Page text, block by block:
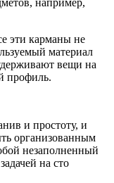
например,
эти карманы не
материал
вещи на
профиль.
и простоту, и
организованным
незаполненный
на сто